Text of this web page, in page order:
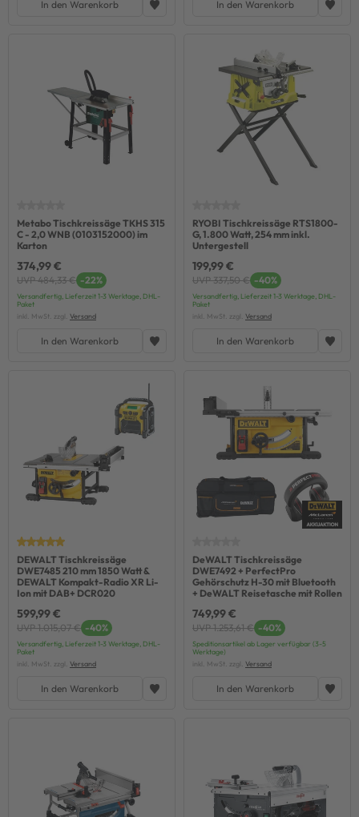
In den Warenkorb In den Warenkorb
Metabo Tischkreissäge TKHS 315
C - 2,0 WNB (0103152000) im
Karton
374,99 €
UVP 484,33 € -22%
Versandfertig, Lieferzeit 1-3 Werktage, DHL-
Paket
inkl. MwSt. zzgl. Versand
In den Warenkorb
RYOBI Tischkreissäge RTS1800-
G, 1.800 Watt, 254 mm inkl.
Untergestell
199,99 €
UVP 337,50 € -40%
Versandfertig, Lieferzeit 1-3 Werktage, DHL-
Paket
inkl. MwSt. zzgl. Versand
In den Warenkorb
DEWALT Tischkreissäge
DWE7485 210 mm 1850 Watt &
DEWALT Kompakt-Radio XR Li-
Ion mit DAB+ DCR020
599,99 €
UVP 1.015,07 € -40%
Versandfertig, Lieferzeit 1-3 Werktage, DHL-
Paket
inkl. MwSt. zzgl. Versand
In den Warenkorb
DeWALT Tischkreissäge
DWE7492 + PerfectPro
Gehörschutz H-30 mit Bluetooth
+ DeWALT Reisetasche mit Rollen
749,99 €
UVP 1.253,61 € -40%
Speditionsartikel ab Lager verfügbar (3-5
Werktage)
inkl. MwSt. zzgl. Versand
In den Warenkorb